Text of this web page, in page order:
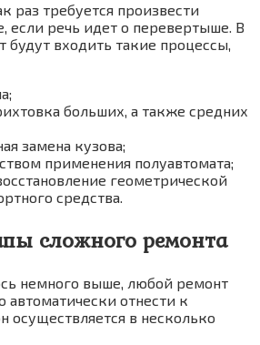
раз требуется произвести
если речь идет о перевертыше. В
будут входить такие процессы,
больших, а также средних
замена кузова;
применения полуавтомата;
геометрической
средства.
сложного ремонта
немного выше, любой ремонт
отнести к
осуществляется в несколько